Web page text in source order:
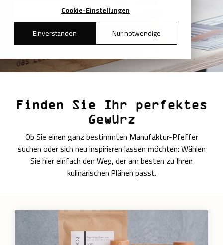
Cookie-Einstellungen
Einverstanden
Nur notwendige
Pfeffer & Raritäten entdecken
Finden Sie Ihr perfektes
Gewürz
Ob Sie einen ganz bestimmten Manufaktur-Pfeffer
suchen oder sich neu inspirieren lassen möchten: Wählen
Sie hier einfach den Weg, der am besten zu Ihren
kulinarischen Plänen passt.